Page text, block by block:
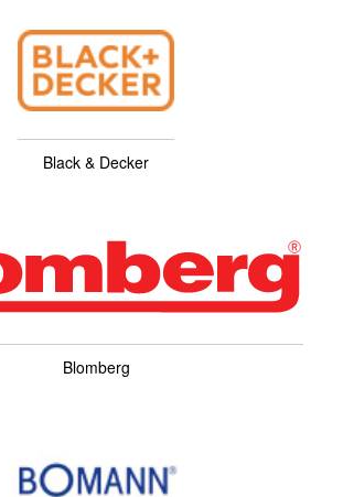
Black & Decker
Blomberg